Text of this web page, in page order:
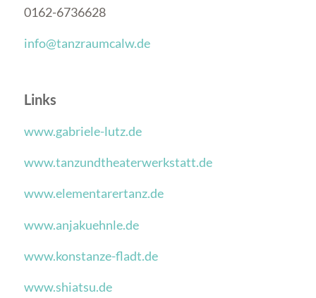
0162-6736628
info@tanzraumcalw.de
Links
www.gabriele-lutz.de
www.tanzundtheaterwerkstatt.de
www.elementarertanz.de
www.anjakuehnle.de
www.konstanze-fladt.de
www.shiatsu.de